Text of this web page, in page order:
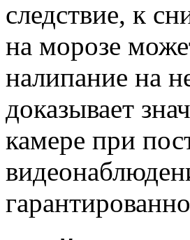
следствие, к
на морозе
налипание на
доказывает
камере при